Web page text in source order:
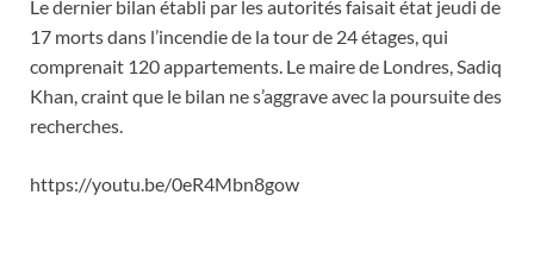
Le dernier bilan établi par les autorités faisait état jeudi de
17 morts dans l’incendie de la tour de 24 étages, qui
comprenait 120 appartements. Le maire de Londres, Sadiq
Khan, craint que le bilan ne s’aggrave avec la poursuite des
recherches.
https://youtu.be/0eR4Mbn8gow